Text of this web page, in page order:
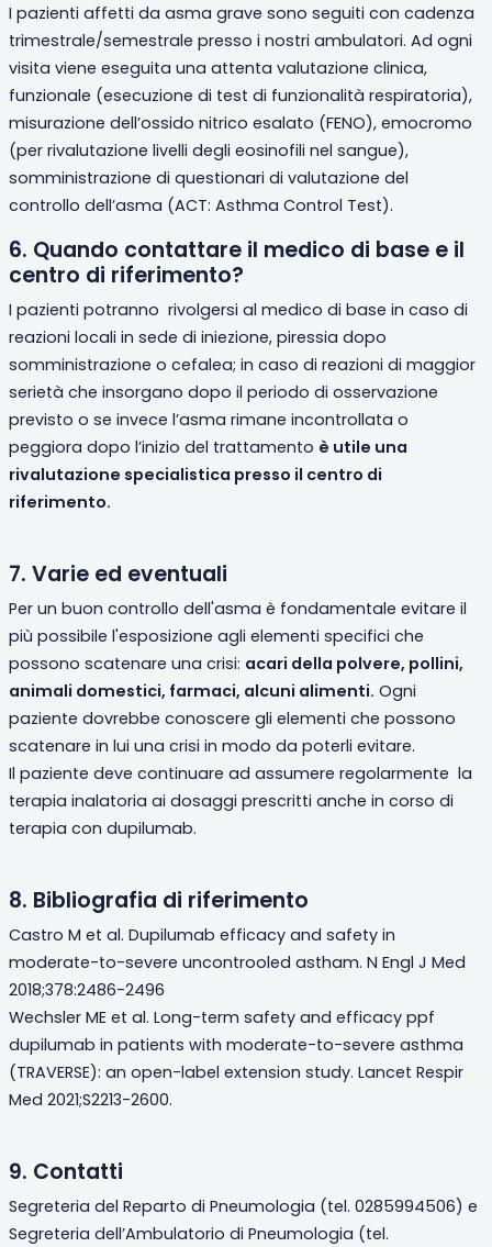
I pazienti affetti da asma grave sono seguiti con cadenza
trimestrale/semestrale presso i nostri ambulatori. Ad ogni
visita viene eseguita una attenta valutazione clinica,
funzionale (esecuzione di test di funzionalità respiratoria),
misurazione dell’ossido nitrico esalato (FENO), emocromo
(per rivalutazione livelli degli eosinofili nel sangue),
somministrazione di questionari di valutazione del
controllo dell’asma (ACT: Asthma Control Test).
6. Quando contattare il medico di base e il
centro di riferimento?
I pazienti potranno rivolgersi al medico di base in caso di
reazioni locali in sede di iniezione, piressia dopo
somministrazione o cefalea; in caso di reazioni di maggior
serietà che insorgano dopo il periodo di osservazione
previsto o se invece l’asma rimane incontrollata o
peggiora dopo l’inizio del trattamento è utile una
rivalutazione specialistica presso il centro di
riferimento.
7. Varie ed eventuali
Per un buon controllo dell'asma è fondamentale evitare il
più possibile l'esposizione agli elementi specifici che
possono scatenare una crisi: acari della polvere, pollini,
animali domestici, farmaci, alcuni alimenti. Ogni
paziente dovrebbe conoscere gli elementi che possono
scatenare in lui una crisi in modo da poterli evitare.
Il paziente deve continuare ad assumere regolarmente la
terapia inalatoria ai dosaggi prescritti anche in corso di
terapia con dupilumab.
8. Bibliografia di riferimento
Castro M et al. Dupilumab efficacy and safety in
moderate-to-severe uncontrooled astham. N Engl J Med
2018;378:2486-2496
Wechsler ME et al. Long-term safety and efficacy ppf
dupilumab in patients with moderate-to-severe asthma
(TRAVERSE): an open-label extension study. Lancet Respir
Med 2021;S2213-2600.
9. Contatti
Segreteria del Reparto di Pneumologia (tel. 0285994506) e
Segreteria dell’Ambulatorio di Pneumologia (tel.